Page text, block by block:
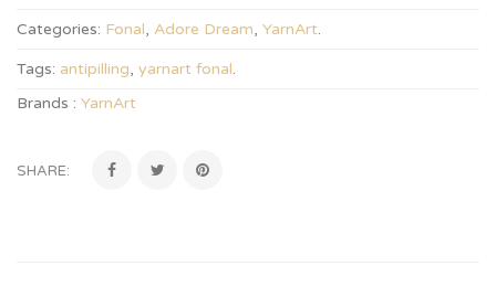
Categories: Fonal, Adore Dream, YarnArt.
Tags: antipilling, yarnart fonal.
Brands : YarnArt
SHARE: